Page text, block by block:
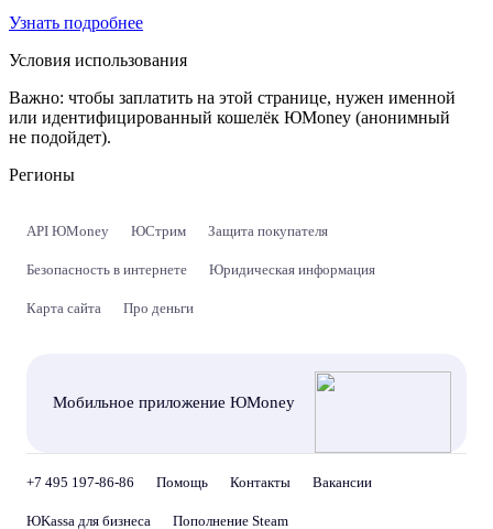
Узнать подробнее
Условия использования
Важно: чтобы заплатить на этой странице, нужен именной
или идентифицированный кошелёк ЮMoney (анонимный
не подойдет).
Регионы
API ЮMoney ЮСтрим Защита покупателя
Безопасность в интернете Юридическая информация
Карта сайта Про деньги
Мобильное приложение ЮMoney
+7 495 197-86-86 Помощь Контакты Вакансии
ЮKassa для бизнеса Пополнение Steam